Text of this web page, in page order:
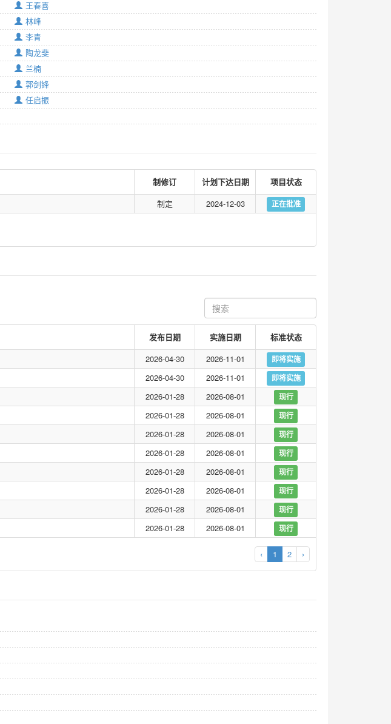
王春喜
林峰
李青
陶龙斐
兰楠
郭剑锋
任启振
制修订 计划下达日期
项目状态
制定 2024-12-03 正在批准
发布日期 实施日期
标准状态
2026-04-30 2026-11-01 即将实施
2026-04-30 2026-11-01 即将实施
2026-01-28 2026-08-01 现行
2026-01-28 2026-08-01 现行
2026-01-28 2026-08-01 现行
2026-01-28 2026-08-01 现行
2026-01-28 2026-08-01 现行
2026-01-28 2026-08-01 现行
2026-01-28 2026-08-01 现行
2026-01-28 2026-08-01 现行
‹ 1 2 ›